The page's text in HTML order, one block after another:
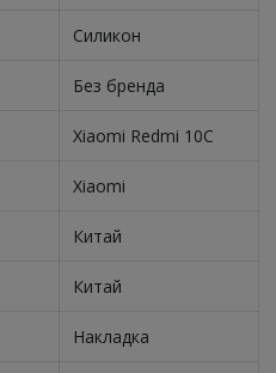
Силикон
Без бренда
Xiaomi Redmi 10C
Xiaomi
Китай
Китай
Накладка